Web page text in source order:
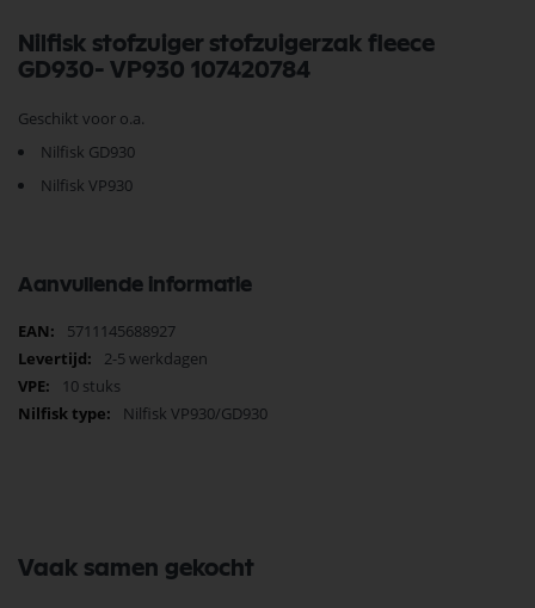
Nilfisk stofzuiger stofzuigerzak fleece
GD930- VP930 107420784
Geschikt voor o.a.
Nilfisk GD930
Nilfisk VP930
Aanvullende informatie
Meer
informatie
5711145688927
2-5 werkdagen
10 stuks
Nilfisk VP930/GD930
Vaak samen gekocht